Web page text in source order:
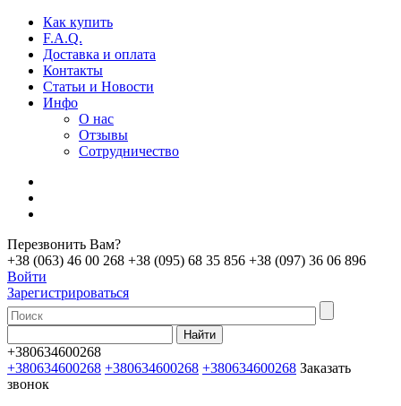
Как купить
F.A.Q.
Доставка и оплата
Контакты
Статьи и Новости
Инфо
О нас
Отзывы
Сотрудничество
Перезвонить Вам?
+38 (063) 46 00 268 +38 (095) 68 35 856 +38 (097) 36 06 896
Войти
Зарегистрироваться
+380634600268
+380634600268 +380634600268 +380634600268 Заказать
звонок